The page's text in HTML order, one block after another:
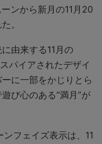
ンから新月の11月20
。
由来する11月の
パイアされたデザイ
に一部をかじりとら
び心のある“満月”が
フェイズ表示は、11